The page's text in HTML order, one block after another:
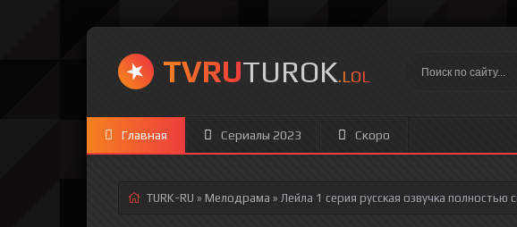
TVRUTUROK.LOL
Главная Сериалы 2023 Скоро
TURK-RU » Мелодрама » Лейла 1 серия русская озвучка полностью